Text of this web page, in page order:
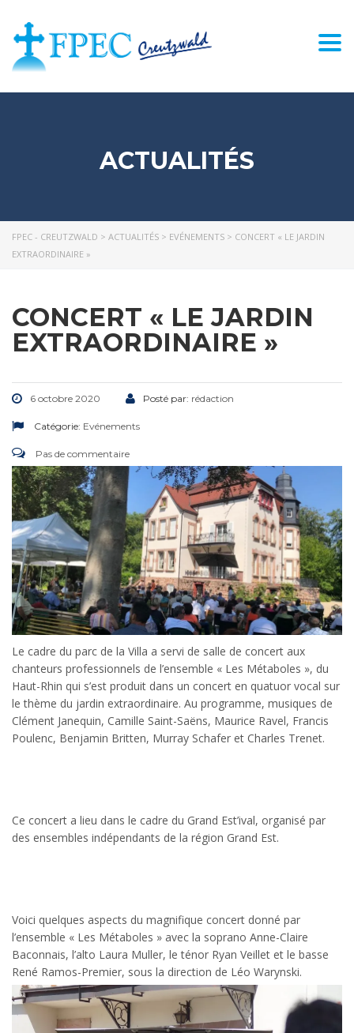
ACTUALITÉS
FPEC - CREUTZWALD > ACTUALITÉS > EVÉNEMENTS > CONCERT « LE JARDIN
EXTRAORDINAIRE »
CONCERT « LE JARDIN
EXTRAORDINAIRE »
6 octobre 2020 Posté par: rédaction
Catégorie: Evénements
Pas de commentaire
Le cadre du parc de la Villa a servi de salle de concert aux
chanteurs professionnels de l’ensemble « Les Métaboles », du
Haut-Rhin qui s’est produit dans un concert en quatuor vocal sur
le thème du jardin extraordinaire. Au programme, musiques de
Clément Janequin, Camille Saint-Saëns, Maurice Ravel, Francis
Poulenc, Benjamin Britten, Murray Schafer et Charles Trenet.
Ce concert a lieu dans le cadre du Grand Est’ival, organisé par
des ensembles indépendants de la région Grand Est.
Voici quelques aspects du magnifique concert donné par
l’ensemble « Les Métaboles » avec la soprano Anne-Claire
Baconnais, l’alto Laura Muller, le ténor Ryan Veillet et le basse
René Ramos-Premier, sous la direction de Léo Warynski.